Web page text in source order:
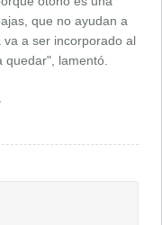
que no ayudan a
a ser incorporado al
quedar", lamentó.